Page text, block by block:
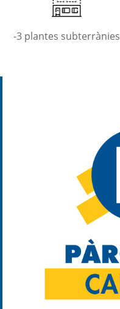
-3 plantes subterrànies